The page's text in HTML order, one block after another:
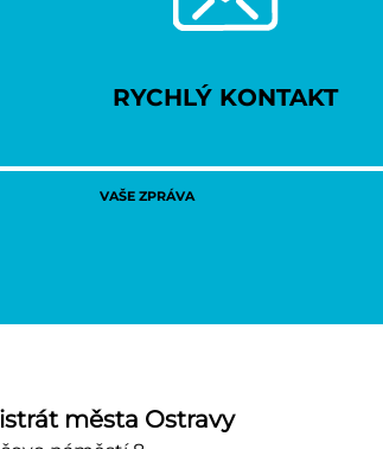
RYCHLÝ KONTAKT
VAŠE ZPRÁVA
města Ostravy